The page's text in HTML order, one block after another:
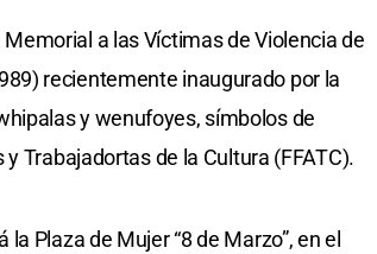
a las Víctimas de Violencia de
recientemente inaugurado por la
y wenufoyes, símbolos de
Trabajadortas de la Cultura (FFATC).
Plaza de Mujer “8 de Marzo”, en el